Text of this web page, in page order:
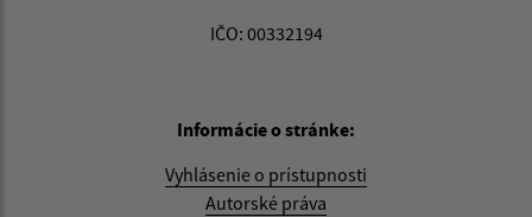
IČO: 00332194
Informácie o stránke:
Vyhlásenie o prístupnosti
Autorské práva